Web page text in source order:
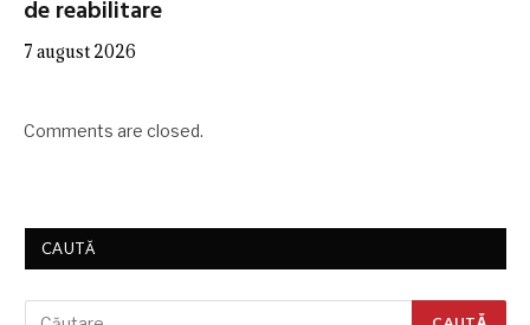
de reabilitare
7 august 2026
Comments are closed.
CAUTĂ